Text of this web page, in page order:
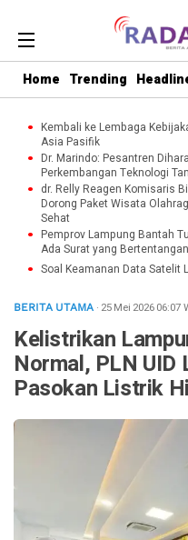
Home Trending
Kembali ke Lembaga
Asia Pasifik
Dr. Marindo: Pesantren
Perkembangan Teknologi
dr. Relly Reagen Komisaris
Dorong Paket Wisata
Sehat
Pemprov Lampung Bantah
Ada Surat yang
Soal Keamanan Data Satelit
BERITA UTAMA · 25 Mei 202606:07
Kelistrikan
Normal, PLN UID
Pasokan Listrik